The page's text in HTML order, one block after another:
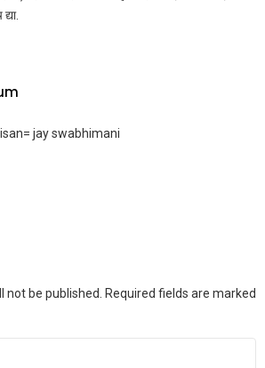
jay swabhimani
not be published.
Required fields are marked